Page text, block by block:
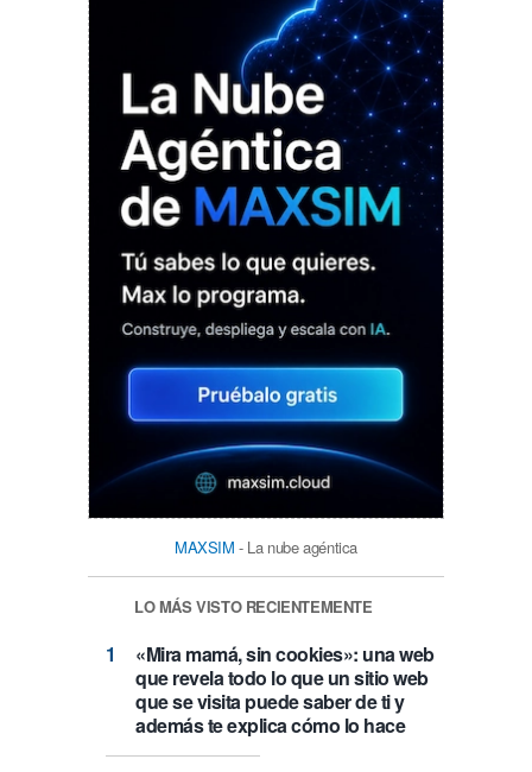
MAXSIM - La nube agéntica
LO MÁS VISTO RECIENTEMENTE
«Mira mamá, sin cookies»: una web
que revela todo lo que un sitio web
que se visita puede saber de ti y
además te explica cómo lo hace